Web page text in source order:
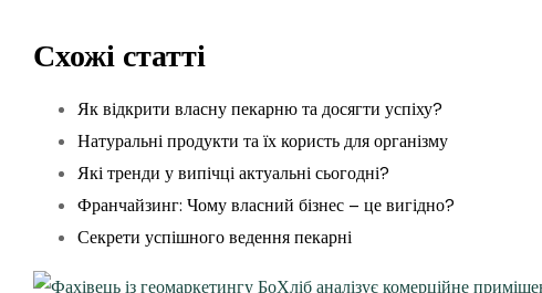
Схожі статті
Як відкрити власну пекарню та досягти успіху?
Натуральні продукти та їх користь для організму
Які тренди у випічці актуальні сьогодні?
Франчайзинг: Чому власний бізнес – це вигідно?
Секрети успішного ведення пекарні